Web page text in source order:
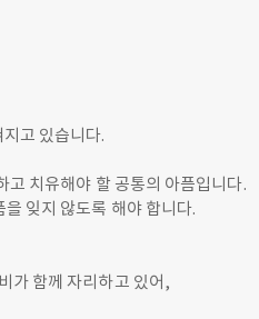
고 있습니다.
고 치유해야 할 공통의 아픔입니다.
잊지 않도록 해야 합니다.
가 함께 자리하고 있어,